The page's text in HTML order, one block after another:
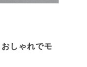
しゃれでモ